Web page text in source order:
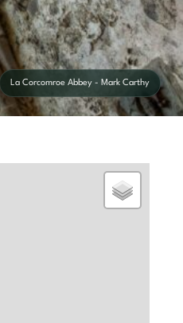
La Corcomroe Abbey - Mark Carthy